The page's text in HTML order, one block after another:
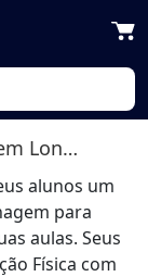
Londrina
alunos um
para
aulas. Seus
Física com